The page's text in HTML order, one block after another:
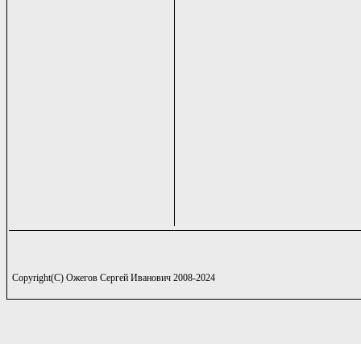
Copyright(C) Ожегов Сергей Иванович 2008-2024